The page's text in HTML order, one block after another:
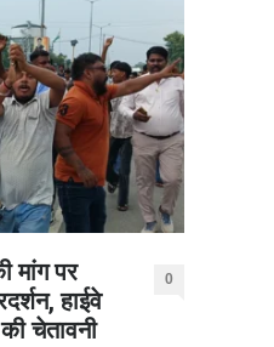
मांग पर
हाईवे
चेतावनी
0